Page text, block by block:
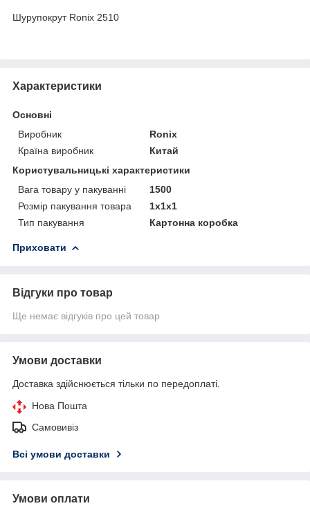
Шурупокрут Ronix 2510
Характеристики
Основні
Виробник
Ronix
Країна виробник
Китай
Користувальницькі характеристики
Вага товару у пакуванні
1500
Розмір пакування товара
1х1х1
Тип пакування
Картонна коробка
Приховати
Відгуки про товар
Ще немає відгуків про цей товар
Умови доставки
Доставка здійснюється тільки по передоплаті.
Нова Пошта
Самовивіз
Всі умови доставки
Умови оплати